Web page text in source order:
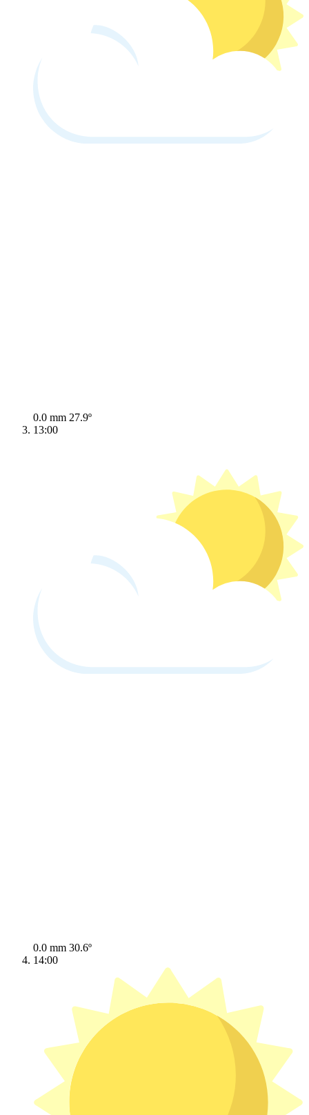
0.0 mm 27.9º
13:00
0.0 mm 30.6º
14:00